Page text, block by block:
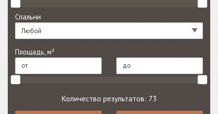
Спальни
Любой
Площадь, м²
Количество результатов: 73